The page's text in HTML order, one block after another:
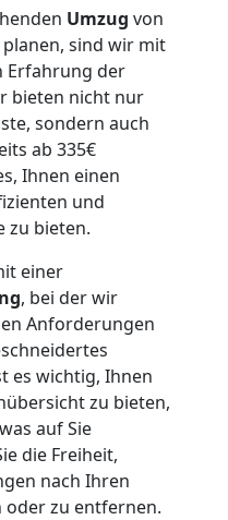
Umzug von
sind wir mit
Erfahrung der
bieten nicht nur
sondern auch
ab 335€
Ihnen einen
und
zu bieten.
einer
, bei der wir
Anforderungen
es wichtig, Ihnen
zu bieten,
auf Sie
die Freiheit,
nach Ihren
zu entfernen.